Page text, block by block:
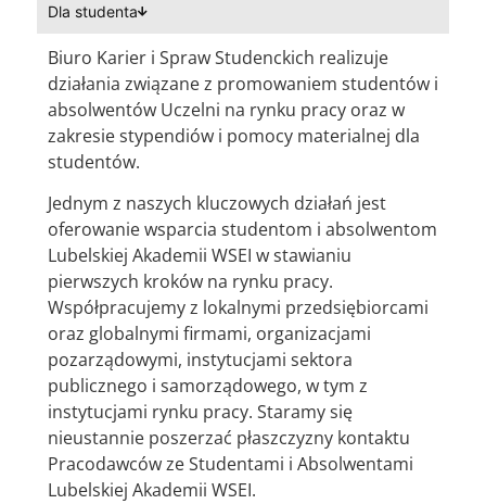
Dla studenta
Biuro Karier i Spraw Studenckich realizuje
działania związane z promowaniem studentów i
absolwentów Uczelni na rynku pracy oraz w
zakresie stypendiów i pomocy materialnej dla
studentów.
Jednym z naszych kluczowych działań jest
oferowanie wsparcia studentom i absolwentom
Lubelskiej Akademii WSEI w stawianiu
pierwszych kroków na rynku pracy.
Współpracujemy z lokalnymi przedsiębiorcami
oraz globalnymi firmami, organizacjami
pozarządowymi, instytucjami sektora
publicznego i samorządowego, w tym z
instytucjami rynku pracy. Staramy się
nieustannie poszerzać płaszczyzny kontaktu
Pracodawców ze Studentami i Absolwentami
Lubelskiej Akademii WSEI.